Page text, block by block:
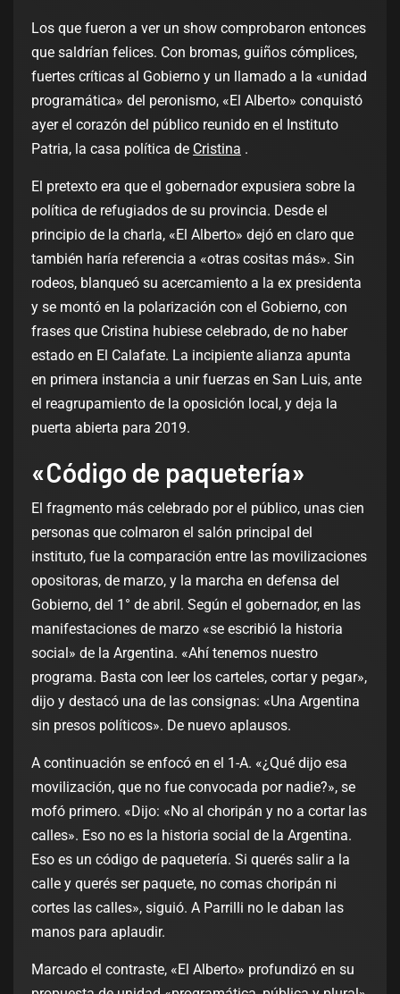
Los que fueron a ver un show comprobaron entonces
que saldrían felices. Con bromas, guiños cómplices,
fuertes críticas al Gobierno y un llamado a la «unidad
programática» del peronismo, «El Alberto» conquistó
ayer el corazón del público reunido en el Instituto
Patria, la casa política de Cristina .
El pretexto era que el gobernador expusiera sobre la
política de refugiados de su provincia. Desde el
principio de la charla, «El Alberto» dejó en claro que
también haría referencia a «otras cositas más». Sin
rodeos, blanqueó su acercamiento a la ex presidenta
y se montó en la polarización con el Gobierno, con
frases que Cristina hubiese celebrado, de no haber
estado en El Calafate. La incipiente alianza apunta
en primera instancia a unir fuerzas en San Luis, ante
el reagrupamiento de la oposición local, y deja la
puerta abierta para 2019.
«Código de paquetería»
El fragmento más celebrado por el público, unas cien
personas que colmaron el salón principal del
instituto, fue la comparación entre las movilizaciones
opositoras, de marzo, y la marcha en defensa del
Gobierno, del 1° de abril. Según el gobernador, en las
manifestaciones de marzo «se escribió la historia
social» de la Argentina. «Ahí tenemos nuestro
programa. Basta con leer los carteles, cortar y pegar»,
dijo y destacó una de las consignas: «Una Argentina
sin presos políticos». De nuevo aplausos.
A continuación se enfocó en el 1-A. «¿Qué dijo esa
movilización, que no fue convocada por nadie?», se
mofó primero. «Dijo: «No al choripán y no a cortar las
calles». Eso no es la historia social de la Argentina.
Eso es un código de paquetería. Si querés salir a la
calle y querés ser paquete, no comas choripán ni
cortes las calles», siguió. A Parrilli no le daban las
manos para aplaudir.
Marcado el contraste, «El Alberto» profundizó en su